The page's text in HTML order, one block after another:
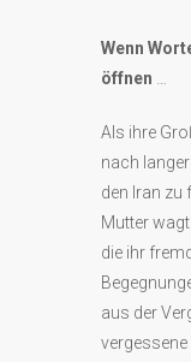
Wenn
öffnen
Als ihre
nach
den Iran zu
Mutter wagt
die ihr
aus der
vergessene